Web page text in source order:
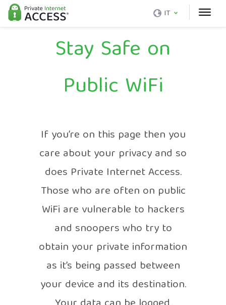
IT
Stay Safe on
Public WiFi
If you’re on this page then you
care about your privacy and so
does Private Internet Access.
Those who are often on public
WiFi are vulnerable to hackers
and snoopers who try to
obtain your private information
as it’s being passed between
your device and its destination.